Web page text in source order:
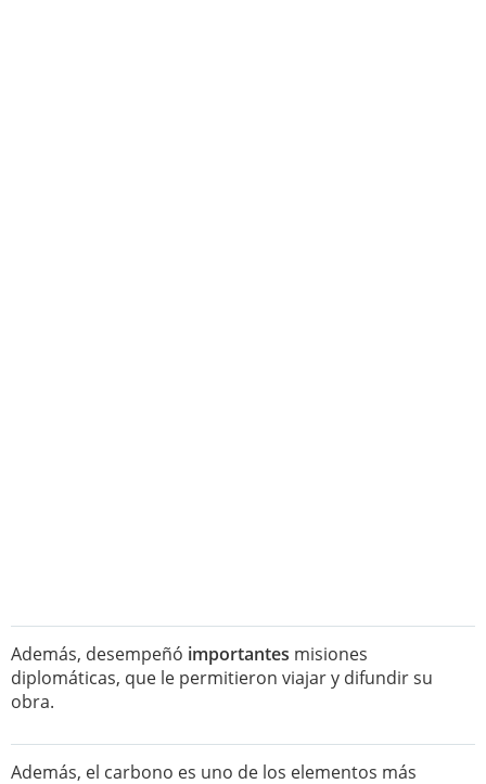
Además, desempeñó importantes misiones
diplomáticas, que le permitieron viajar y difundir su
obra.
Además, el carbono es uno de los elementos más